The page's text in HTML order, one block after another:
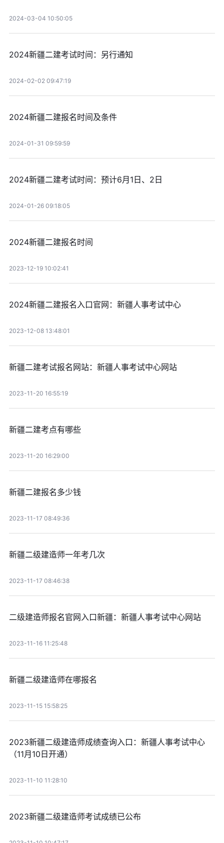
2024-03-04 10:50:05
2024新疆二建考试时间：另行通知
2024-02-02 09:47:19
2024新疆二建报名时间及条件
2024-01-31 09:59:59
2024新疆二建考试时间：预计6月1日、2日
2024-01-26 09:18:05
2024新疆二建报名时间
2023-12-19 10:02:41
2024新疆二建报名入口官网：新疆人事考试中心
2023-12-08 13:48:01
新疆二建考试报名网站：新疆人事考试中心网站
2023-11-20 16:55:19
新疆二建考点有哪些
2023-11-20 16:29:00
新疆二建报名多少钱
2023-11-17 08:49:36
新疆二级建造师一年考几次
2023-11-17 08:46:38
二级建造师报名官网入口新疆：新疆人事考试中心网站
2023-11-16 11:25:48
新疆二级建造师在哪报名
2023-11-15 15:58:25
2023新疆二级建造师成绩查询入口：新疆人事考试中心
（11月10日开通）
2023-11-10 11:28:10
2023新疆二级建造师考试成绩已公布